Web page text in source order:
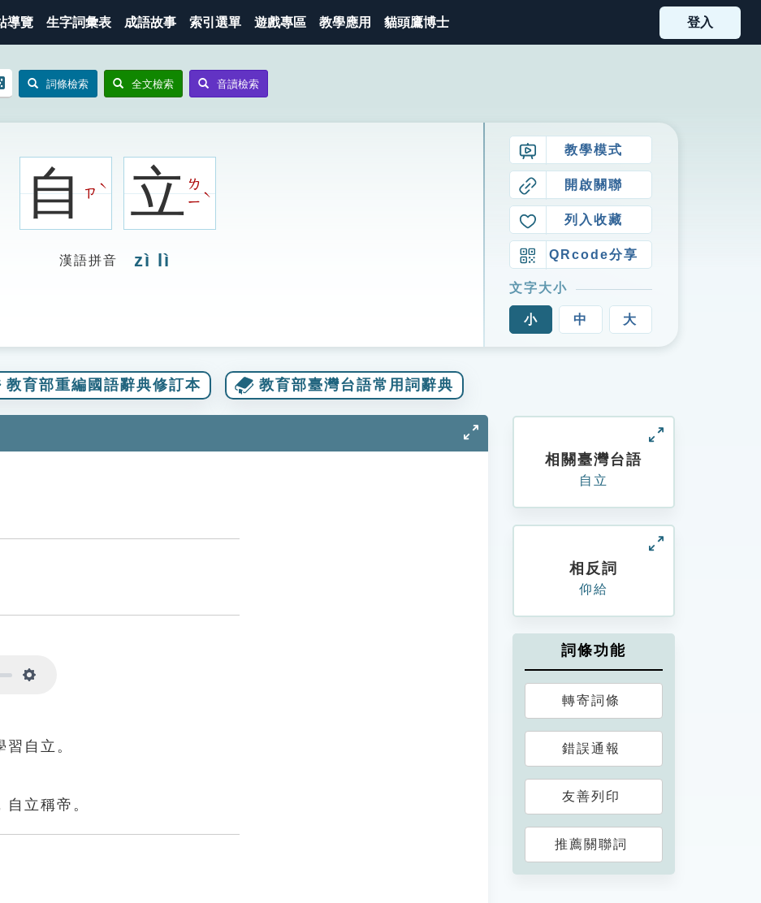
導覽 生字詞彙表 成語故事 索引選單 遊戲專區 教學應用 貓頭鷹博士 登入
詞條檢索 全文檢索 音讀檢索
自ㄗ
ˋ 立ㄌ
ㄧ
ˋ
漢語拼音 zì lì
教學模式
開啟關聯
列入收藏
QRcode分享
文字大小
小 中 大
教育部重編國語辭典修訂本 教育部臺灣台語常用詞辭典
自立。
自立稱帝。
相關臺灣台語
自立
相反詞
仰給
詞條功能
轉寄詞條
錯誤通報
友善列印
推薦關聯詞